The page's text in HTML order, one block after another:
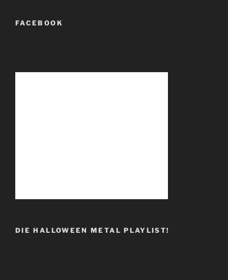
FACEBOOK
DIE HALLOWEEN METAL PLAYLIST!